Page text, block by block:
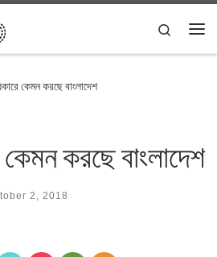
Search
কেমন করছে বাংলাদেশ
করছে বাংলাদেশ
2, 2018